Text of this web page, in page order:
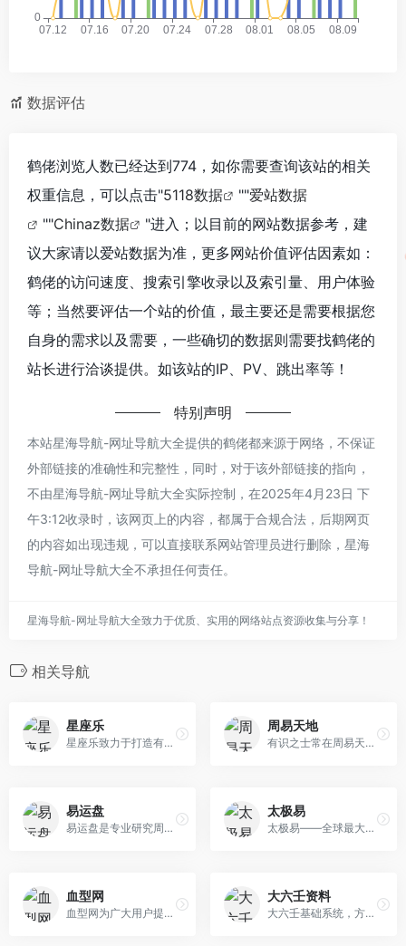
数据评估
鹤佬浏览人数已经达到774，如你需要查询该站的相关
权重信息，可以点击"5118数据 ""爱站数据
""Chinaz数据
"进入；以目前的网站数据参考，建
议大家请以爱站数据为准，更多网站价值评估因素如：
鹤佬的访问速度、搜索引擎收录以及索引量、用户体验
等；当然要评估一个站的价值，最主要还是需要根据您
自身的需求以及需要，一些确切的数据则需要找鹤佬的
站长进行洽谈提供。如该站的IP、PV、跳出率等！
特别声明
本站星海导航-网址导航大全提供的鹤佬都来源于网络，不保证
外部链接的准确性和完整性，同时，对于该外部链接的指向，
不由星海导航-网址导航大全实际控制，在2025年4月23日 下
午3:12收录时，该网页上的内容，都属于合规合法，后期网页
的内容如出现违规，可以直接联系网站管理员进行删除，星海
导航-网址导航大全不承担任何责任。
星海导航-网址导航大全致力于优质、实用的网络站点资源收集与分享！
相关导航
星座乐
星座乐致力于打造有趣好玩的星座命理知识分享平台,提供十二星座查询,12星座运势查询,12星座配对分析,新历农历出生日期查询星座,星座性格解析,通过十二星座的月份表及星盘查询等服务,带您深入星座的世界。目前已补充传统算命、起名、解梦以及西方塔罗占卜和传统老黄历以及专业的心理测试内容，为您的生活提供更全面的服务。
周易天地
有识之士常在周易天地,内容包括:风水,风水论坛,算命,免费算命,八字预测,易经,取名,在线占卜,生肖运程,抽签,测字,周易学习班,面相,手相,在线排盘,术数,奇门遁甲,六壬,太乙数,河洛理数,铁板神数,小成图,梅花易数,紫微斗数,解梦,道学,佛学,星座运程,周易网址导航,周易学会,周易算命,周易预测,算命,在线算命,在线免费算命,周公解梦,星 座算命,在线万年历
易运盘
易运盘是专业研究周易、八字、生肖、星座、姓名学等传统神秘文化的著名站点，易运盘提供最全面、最准确的周易算卦、八字算命、姓名测试打分、称骨算命、免费取名、生肖运程、在线抽签、号码吉凶、星座运程等专业周易预测及民俗占卜等在线测试。
太极易
太极易——全球最大的易经学术媒体
血型网
血型网为广大用户提供血型遗传规律表,血型配对表,血型有几种,什么血型最好,血型性格分析等功能和说明，血型的不同代表个人的性格特点、天赋都有所不同，血型的决定和血型遗传规律表密不可分，本站提供a、b、ab、o四大血型的性格、配对等方面的内容分析，同时还有关于熊猫血的相关解答。
大六壬资料
大六壬基础系统，方便断局。